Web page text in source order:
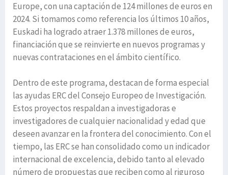
Europe, con una captación de 124 millones de euros en
2024. Si tomamos como referencia los últimos 10 años,
Euskadi ha logrado atraer 1.378 millones de euros,
financiación que se reinvierte en nuevos programas y
nuevas contrataciones en el ámbito científico.
Dentro de este programa, destacan de forma especial
las ayudas ERC del Consejo Europeo de Investigación.
Estos proyectos respaldan a investigadoras e
investigadores de cualquier nacionalidad y edad que
deseen avanzar en la frontera del conocimiento. Con el
tiempo, las ERC se han consolidado como un indicador
internacional de excelencia, debido tanto al elevado
número de propuestas que reciben como al riguroso